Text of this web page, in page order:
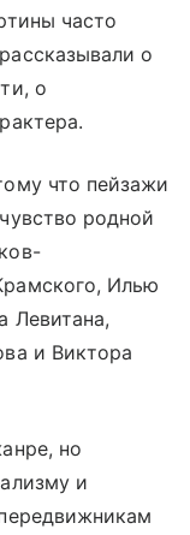
часто
о
о
что пейзажи
родной
Илью
Левитана,
и Виктора
но
и